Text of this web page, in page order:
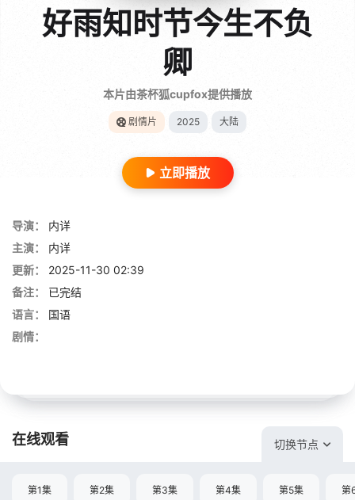
好雨知时节今生不负
卿
本片由茶杯狐cupfox提供播放
剧情片 2025 大陆
立即播放
导演：
内详
主演：
内详
更新：
2025-11-30 02:39
备注：
已完结
语言：
国语
剧情：
在线观看 切换节点
第1集 第2集 第3集 第4集 第5集 第